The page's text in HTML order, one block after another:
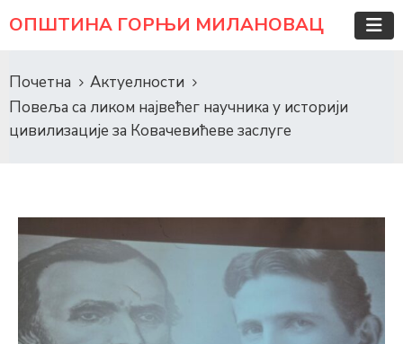
ОПШТИНА ГОРЊИ МИЛАНОВАЦ
Почетна
Актуелности
Повеља са ликом највећег научника у историји
цивилизације за Ковачевићеве заслуге